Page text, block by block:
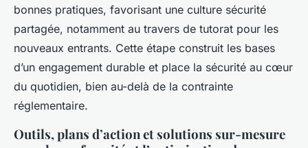
bonnes pratiques, favorisant une culture sécurité
partagée, notamment au travers de tutorat pour les
nouveaux entrants. Cette étape construit les bases
d’un engagement durable et place la sécurité au cœur
du quotidien, bien au-delà de la contrainte
réglementaire.
Outils, plans d’action et solutions sur-mesure